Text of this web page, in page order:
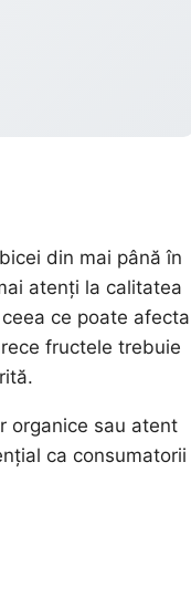
din mai până în
atenți la calitatea
ce poate afecta
fructele trebuie
organice sau atent
ca consumatorii